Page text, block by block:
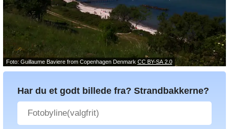
Foto: Guillaume Baviere from Copenhagen Denmark CC BY-SA 2.0
Har du et godt billede fra? Strandbakkerne?